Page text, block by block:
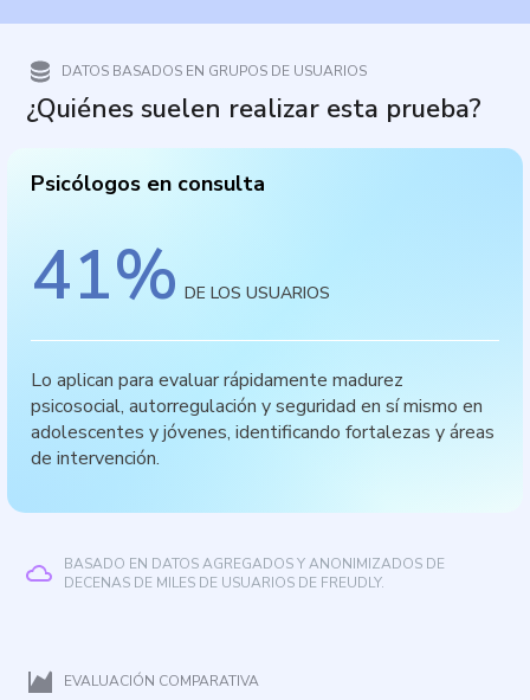
DATOS BASADOS EN GRUPOS DE USUARIOS
¿Quiénes suelen realizar esta prueba?
Psicólogos en consulta
41% DE LOS USUARIOS
Lo aplican para evaluar rápidamente madurez
psicosocial, autorregulación y seguridad en sí mismo en
adolescentes y jóvenes, identificando fortalezas y áreas
de intervención.
BASADO EN DATOS AGREGADOS Y ANONIMIZADOS DE
DECENAS DE MILES DE USUARIOS DE FREUDLY.
EVALUACIÓN COMPARATIVA